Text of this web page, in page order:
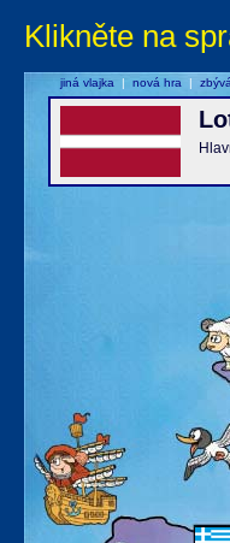
Klikněte na
jiná vlajka | nová hra |